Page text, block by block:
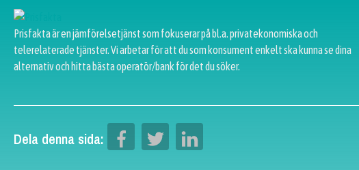
Prisfakta är en jämförelsetjänst som fokuserar på bl.a. privatekonomiska och
telerelaterade tjänster. Vi arbetar för att du som konsument enkelt ska kunna se dina
alternativ och hitta bästa operatör/bank för det du söker.
Dela denna sida: